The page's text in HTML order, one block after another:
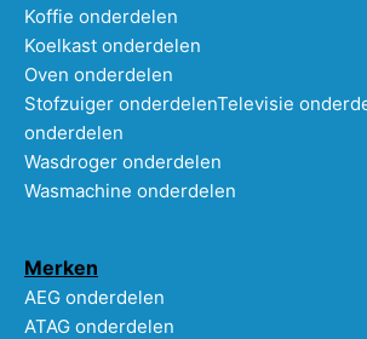
Koffie onderdelen
Koelkast onderdelen
Oven onderdelen
Stofzuiger onderdelenTelevisie
onderdelen
Wasdroger onderdelen
Wasmachine onderdelen
Merken
AEG onderdelen
ATAG onderdelen